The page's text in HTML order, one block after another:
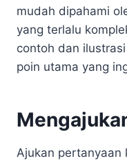
mudah dipahami
yang terlalu
contoh dan
poin utama yang
Ajukan pertanyaan